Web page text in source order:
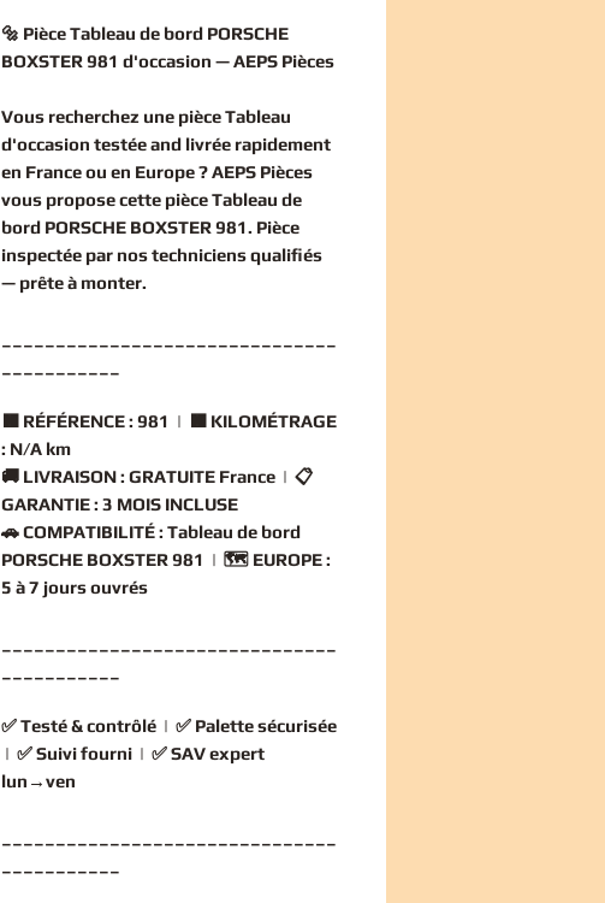
🔩 Pièce Tableau de bord PORSCHE
BOXSTER 981 d'occasion — AEPS Pièces
Vous recherchez une pièce Tableau
d'occasion testée and livrée rapidement
en France ou en Europe ? AEPS Pièces
vous propose cette pièce Tableau de
bord PORSCHE BOXSTER 981. Pièce
inspectée par nos techniciens qualifiés
— prête à monter.
🟧 RÉFÉRENCE : 981 | 🟧 KILOMÉTRAGE
: N/A km
🚚 LIVRAISON : GRATUITE France | 📋
GARANTIE : 3 MOIS INCLUSE
🚗COMPATIBILITÉ : Tableau de bord
PORSCHE BOXSTER 981 | 🗺️ EUROPE :
5 à 7 jours ouvrés
✅Testé & contrôlé | ✅ Palette sécurisée
| ✅Suivi fourni | ✅SAV expert
lun→ven